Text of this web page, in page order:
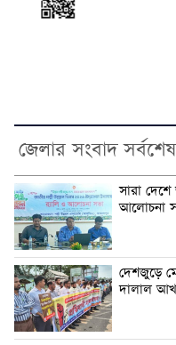
জেলার সংবাদ সর্বশেষ
সারা
আলোচনা
দেশজুড়ে
দালাল